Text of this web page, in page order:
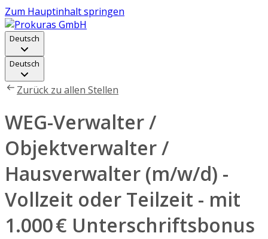
Zum Hauptinhalt springen
Deutsch
Deutsch
Zurück zu allen Stellen
WEG-Verwalter /
Objektverwalter /
Hausverwalter (m/w/d) -
Vollzeit oder Teilzeit - mit
1.000 € Unterschriftsbonus